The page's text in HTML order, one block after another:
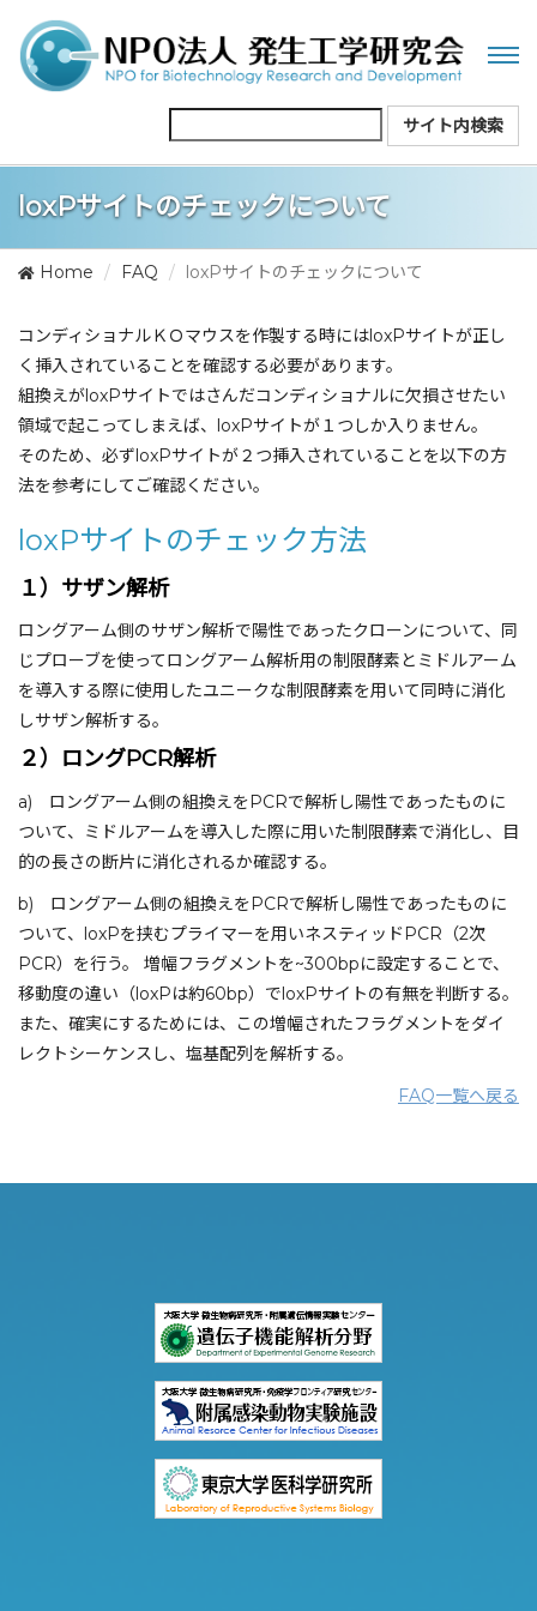
サイト内検索
loxPサイトのチェックについて
Home FAQ loxPサイトのチェックについて
コンディショナルＫＯマウスを作製する時にはloxPサイトが正し
く挿入されていることを確認する必要があります。
組換えがloxPサイトではさんだコンディショナルに欠損させたい
領域で起こってしまえば、loxPサイトが１つしか入りません。
そのため、必ずloxPサイトが２つ挿入されていることを以下の方
法を参考にしてご確認ください。
loxPサイトのチェック方法
１）サザン解析
ロングアーム側のサザン解析で陽性であったクローンについて、同
じプローブを使ってロングアーム解析用の制限酵素とミドルアーム
を導入する際に使用したユニークな制限酵素を用いて同時に消化
しサザン解析する。
２）ロングPCR解析
a) ロングアーム側の組換えをPCRで解析し陽性であったものに
ついて、ミドルアームを導入した際に用いた制限酵素で消化し、目
的の長さの断片に消化されるか確認する。
b) ロングアーム側の組換えをPCRで解析し陽性であったものに
ついて、loxPを挟むプライマーを用いネスティッドPCR（2次
PCR）を行う。 増幅フラグメントを~300bpに設定することで、
移動度の違い（loxPは約60bp）でloxPサイトの有無を判断する。
また、確実にするためには、この増幅されたフラグメントをダイ
レクトシーケンスし、塩基配列を解析する。
FAQ一覧へ戻る